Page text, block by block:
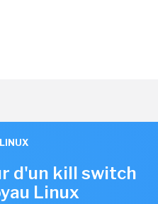
LINUX
d'un kill switch
Linux